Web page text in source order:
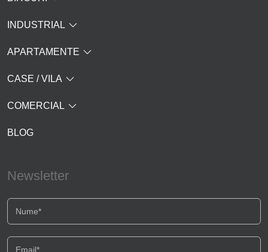
INDUSTRIAL
APARTAMENTE
CASE / VILA
COMERCIAL
BLOG
Newsletter